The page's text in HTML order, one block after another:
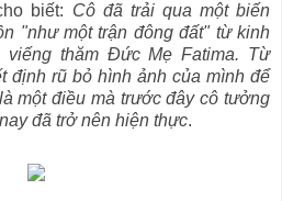
biết: Cô đã trải qua một biến
"như một trận đông đất" từ kinh
viếng thăm Đức Mẹ Fatima. Từ
định rũ bỏ hình ảnh của mình để
một điều mà trước đây cô tưởng
đã trở nên hiện thực.